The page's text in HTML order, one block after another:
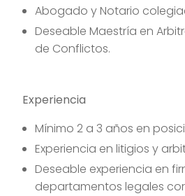
Abogado y Notario
Deseable Maestría en
de Conflictos.
Experiencia
Mínimo 2 a 3 años en
Experiencia en litigios y
Deseable experiencia en
departamentos legales